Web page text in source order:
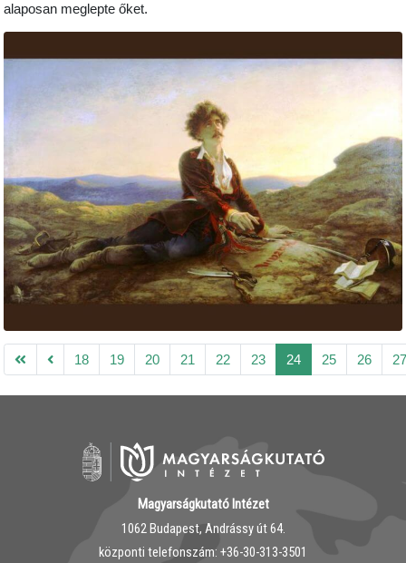
alaposan meglepte őket.
18 19 20 21 22 23 24 25 26
Magyarságkutató Intézet
1062 Budapest, Andrássy út 64.
központi telefonszám: ‭+36-30-313-3501